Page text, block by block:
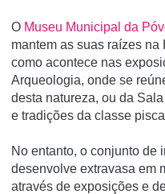
O Museu Municipal da
mantem as suas raízes
como acontece nas
Arqueologia, onde se
desta natureza, ou da
e tradições da classe
No entanto, o conjunto de
desenvolve extravasa em
através de exposições e